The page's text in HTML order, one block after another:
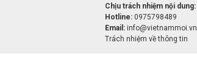
Chịu trách nhiệm nội dung:
Hotline: 0975798489
Email: info@vietnammoi.vn
Trách nhiệm về thông tin